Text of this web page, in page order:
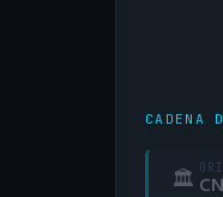
CADENA
🏛